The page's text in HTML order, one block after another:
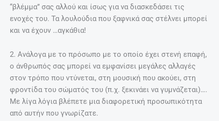
“βλέμμα” σας αλλού και ίσως για να διασκεδάσει τις
ενοχές του. Τα λουλούδια που ξαφνικά σας στέλνει μπορεί
και να έχουν …αγκάθια!
2. Ανάλογα με το πρόσωπο με το οποίο έχει στενή επαφή,
ο άνθρωπός σας μπορεί να εμφανίσει μεγάλες αλλαγές
στον τρόπο που ντύνεται, στη μουσική που ακούει, στη
φροντίδα του σώματός του (π.χ. ξεκινάει να γυμνάζεται)….
Με λίγα λόγια βλέπετε μια διαφορετική προσωπικότητα
από αυτήν που γνωρίζατε.